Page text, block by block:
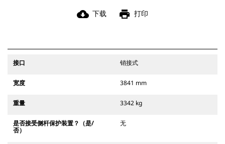
cloud_download 下载 print 打印
接口 销接式
宽度 3841 mm
重量 3342 kg
是否接受侧杆保护装置？（是/
否）
无